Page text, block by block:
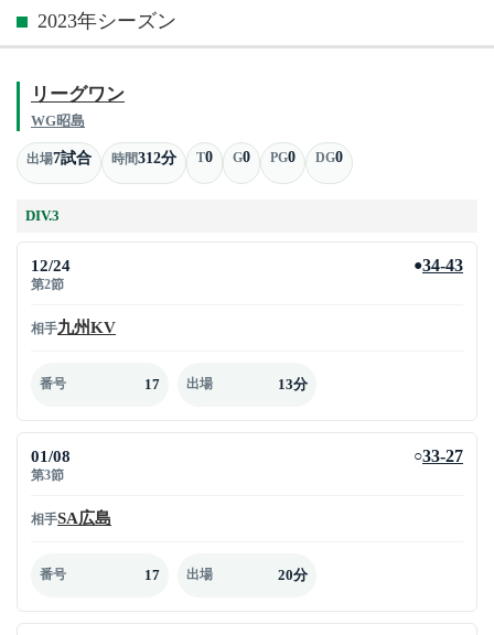
2023年シーズン
リーグワン
WG昭島
出場7試合 時間312分 T0 G0 PG0 DG0
DIV.3
12/24
第2節
●34-43
相手九州KV
番号 17 出場 13分
01/08
第3節
○33-27
相手SA広島
番号 17 出場 20分